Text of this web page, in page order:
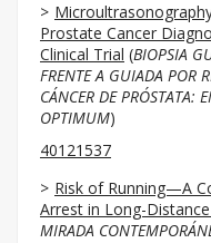
Prostate Cancer
Clinical Trial (BIOPSIA
FRENTE A GUIADA POR
CÁNCER DE PRÓSTATA:
OPTIMUM)
40121537
Risk of Running—A
Arrest in Long-
MIRADA